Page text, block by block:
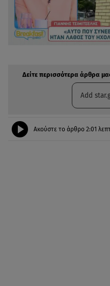
Δείτε περισσότερα άρθρα
Add
Ακούστε το άρθρο 2:01